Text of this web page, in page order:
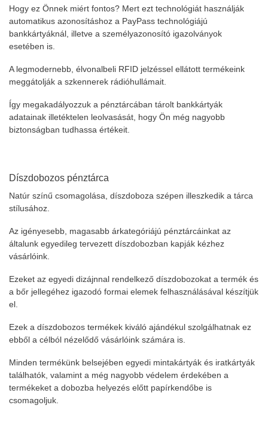
Hogy ez Önnek miért fontos? Mert ezt technológiát használják
automatikus azonosításhoz a PayPass technológiájú
bankkártyáknál, illetve a személyazonosító igazolványok
esetében is.
A legmodernebb, élvonalbeli RFID jelzéssel ellátott termékeink
meggátolják a szkennerek rádióhullámait.
Így megakadályozzuk a pénztárcában tárolt bankkártyák
adatainak illetéktelen leolvasását, hogy Ön még nagyobb
biztonságban tudhassa értékeit.
Díszdobozos pénztárca
Natúr színű csomagolása, díszdoboza szépen illeszkedik a tárca
stílusához.
Az igényesebb, magasabb árkategóriájú pénztárcáinkat az
általunk egyedileg tervezett díszdobozban kapják kézhez
vásárlóink.
Ezeket az egyedi dizájnnal rendelkező díszdobozokat a termék és
a bőr jellegéhez igazodó formai elemek felhasználásával készítjük
el.
Ezek a díszdobozos termékek kiváló ajándékul szolgálhatnak ez
ebből a célból nézelődő vásárlóink számára is.
Minden termékünk belsejében egyedi mintakártyák és iratkártyák
találhatók, valamint a még nagyobb védelem érdekében a
termékeket a dobozba helyezés előtt papírkendőbe is
csomagoljuk.